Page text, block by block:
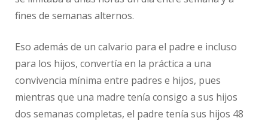
fines de semanas alternos.
Eso además de un calvario para el padre e incluso
para los hijos, convertía en la práctica a una
convivencia mínima entre padres e hijos, pues
mientras que una madre tenía consigo a sus hijos
dos semanas completas, el padre tenía sus hijos 48